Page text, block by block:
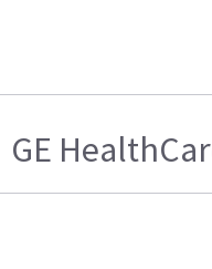
GE